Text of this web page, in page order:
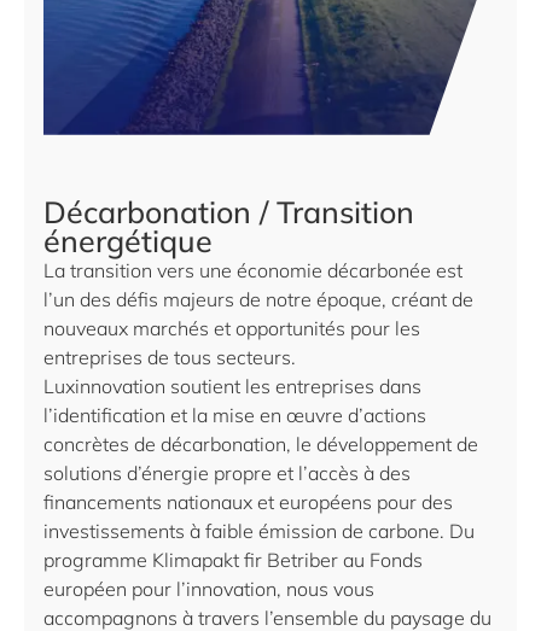
Décarbonation / Transition
énergétique
La transition vers une économie décarbonée est
l’un des défis majeurs de notre époque, créant de
nouveaux marchés et opportunités pour les
entreprises de tous secteurs.
Luxinnovation soutient les entreprises dans
l’identification et la mise en œuvre d’actions
concrètes de décarbonation, le développement de
solutions d’énergie propre et l’accès à des
financements nationaux et européens pour des
investissements à faible émission de carbone. Du
programme Klimapakt fir Betriber au Fonds
européen pour l’innovation, nous vous
accompagnons à travers l’ensemble du paysage du